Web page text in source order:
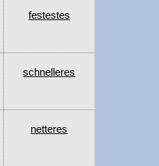
festestes
schnelleres
netteres